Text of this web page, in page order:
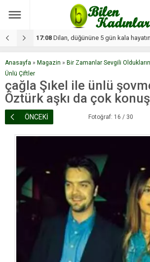
17:08 Dilan, düğününe 5 gün kala
Anasayfa » Magazin » Bir Zamanlar Sevgili
Ünlü Çiftler
çağla Şıkel ile ünlü
Öztürk aşkı da çok
ÖNCEKİ Fotoğraf: 16 / 30